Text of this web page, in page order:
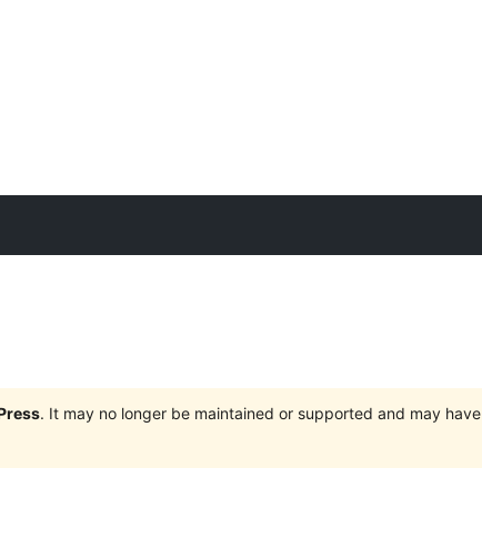
. It may no longer be maintained or supported and may